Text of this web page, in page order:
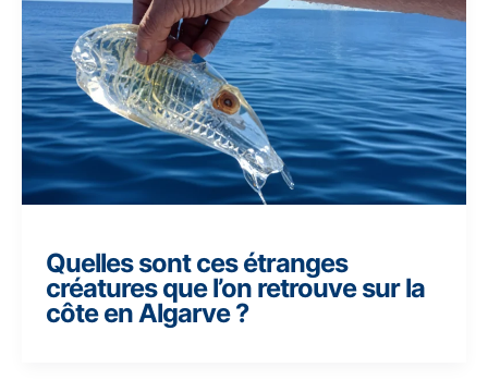
Quelles sont ces étranges
créatures que l’on retrouve sur la
côte en Algarve ?